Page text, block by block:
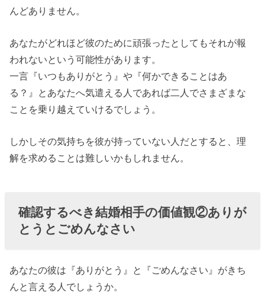
んどありません。
あなたがどれほど彼のために頑張ったとしてもそれが報
われないという可能性があります。
一言『いつもありがとう』や『何かできることはあ
る？』とあなたへ気遣える人であれば二人でさまざまな
ことを乗り越えていけるでしょう。
しかしその気持ちを彼が持っていない人だとすると、理
解を求めることは難しいかもしれません。
確認するべき結婚相手の価値観②ありが
とうとごめんなさい
あなたの彼は『ありがとう』と『ごめんなさい』がきち
んと言える人でしょうか。